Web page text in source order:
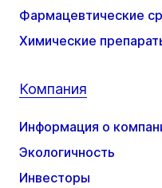
Фармацевтические
Химические
Компания
Информация о
Экологичность
Инвесторы